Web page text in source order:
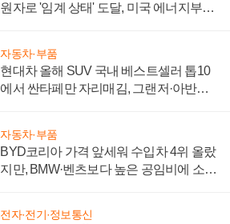
원자로 '임계 상태' 도달, 미국 에너지부
자동차·부품
현대차 올해 SUV 국내 베스트셀러 톱10
에서 싼타페만 자리매김, 그랜저·아반떼
자동차·부품
BYD코리아 가격 앞세워 수입차 4위 올랐
지만, BMW·벤츠보다 높은 공임비에 소비
전자·전기·정보통신